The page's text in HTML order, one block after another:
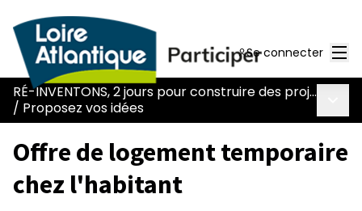
Se connecter
RÉ-INVENTONS, 2 jours pour construire des projets collectifs et des solutions innovantes !
/ Proposez vos idées
Offre de logement temporaire
chez l'habitant